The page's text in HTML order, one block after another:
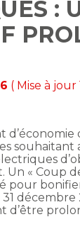
:
( Mise à jour
d’économie
souhaitant
Un « Coup
pour
décembre
d’être